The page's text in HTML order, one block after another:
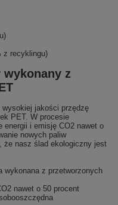
z recyklingu)
z
jakości przędzę
PET. W procesie
i emisję CO2 nawet o
nowych paliw
że nasz ślad ekologiczny jest
wykonana z przetworzonych
nawet o 50 procent